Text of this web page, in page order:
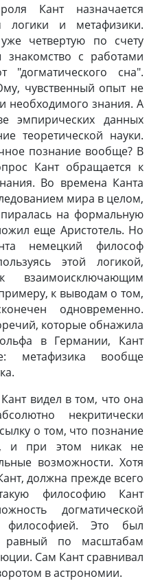
Кант назначается
логики и метафизики.
четвертую по счету
знакомство с работами
сна".
чувственный опыт не
необходимого знания. А
эмпирических данных
теоретической науки.
познание вообще? В
Кант обращается к
Во времена Канта
мира в целом,
на формальную
еще Аристотель. Но
немецкий философ
этой логикой,
взаимоисключающим
к выводам о том,
одновременно.
которые обнажила
в Германии, Кант
метафизика вообще
видел в том, что она
некритически
о том, что познание
и при этом никак не
возможности. Хотя
должна прежде всего
философию Кант
догматической
философией. Это был
равный по масштабам
Сам Кант сравнивал
в астрономии.